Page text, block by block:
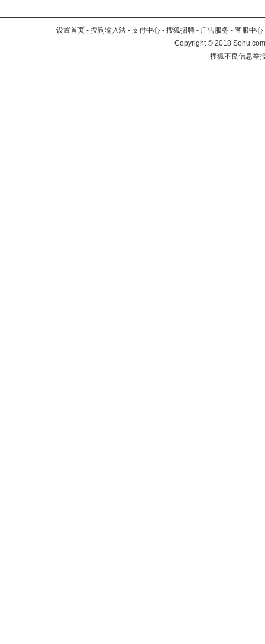
设置首页 - 搜狗输入法 - 支付中心 - 搜狐招聘 - 广告服务 - 客服中心
Copyright©2018
搜狐不良信息举